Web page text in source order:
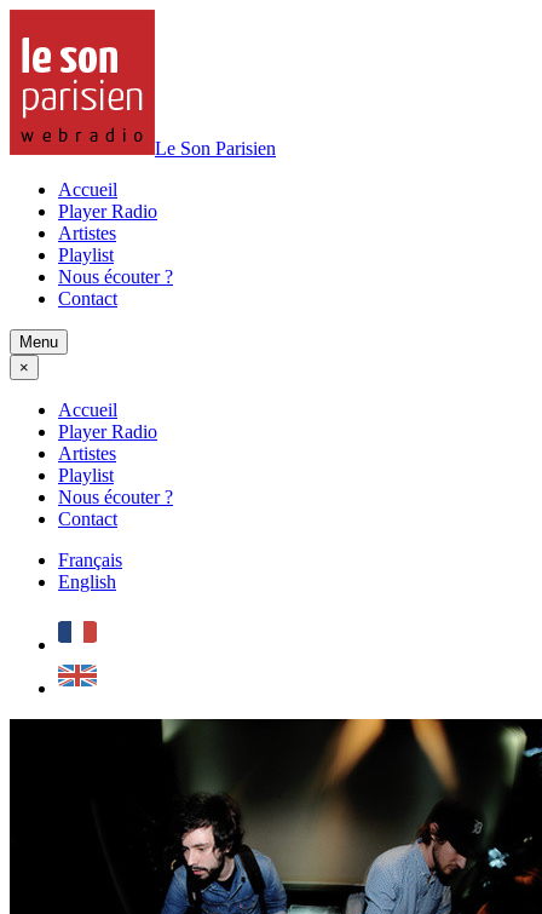
Le Son Parisien
Accueil
Player Radio
Artistes
Playlist
Nous écouter ?
Contact
Menu
×
Accueil
Player Radio
Artistes
Playlist
Nous écouter ?
Contact
Français
English